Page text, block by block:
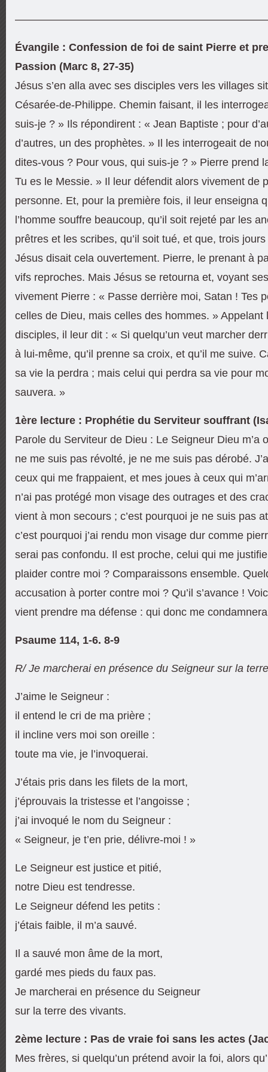
Évangile : Confession de foi de saint Pierre et
Passion (Marc 8, 27-35)
Jésus s’en alla avec ses disciples vers les villages
Césarée-de-Philippe. Chemin faisant, il les
suis-je ? » Ils répondirent : « Jean Baptiste ; pour
d’autres, un des prophètes. » Il les interrogeait de
dites-vous ? Pour vous, qui suis-je ? » Pierre prend
Tu es le Messie. » Il leur défendit alors vivement de
personne. Et, pour la première fois, il leur enseigna
l’homme souffre beaucoup, qu’il soit rejeté par les
prêtres et les scribes, qu’il soit tué, et que, trois
Jésus disait cela ouvertement. Pierre, le prenant à
vifs reproches. Mais Jésus se retourna et, voyant
vivement Pierre : « Passe derrière moi, Satan ! Tes
celles de Dieu, mais celles des hommes. » Appelant
disciples, il leur dit : « Si quelqu’un veut marcher
à lui-même, qu’il prenne sa croix, et qu’il me suive.
sa vie la perdra ; mais celui qui perdra sa vie pour
sauvera. »
1ère lecture : Prophétie du Serviteur souffrant
Parole du Serviteur de Dieu : Le Seigneur Dieu m’a
ne me suis pas révolté, je ne me suis pas dérobé.
ceux qui me frappaient, et mes joues à ceux qui
n’ai pas protégé mon visage des outrages et des
vient à mon secours ; c’est pourquoi je ne suis pas
c’est pourquoi j’ai rendu mon visage dur comme
serai pas confondu. Il est proche, celui qui me
plaider contre moi ? Comparaissons ensemble.
accusation à porter contre moi ? Qu’il s’avance !
vient prendre ma défense : qui donc me
Psaume 114, 1-6. 8-9
R/ Je marcherai en présence du Seigneur sur la
J’aime le Seigneur :
il entend le cri de ma prière ;
il incline vers moi son oreille :
toute ma vie, je l’invoquerai.
J’étais pris dans les filets de la mort,
j’éprouvais la tristesse et l’angoisse ;
j’ai invoqué le nom du Seigneur :
« Seigneur, je t’en prie, délivre-moi ! »
Le Seigneur est justice et pitié,
notre Dieu est tendresse.
Le Seigneur défend les petits :
j’étais faible, il m’a sauvé.
Il a sauvé mon âme de la mort,
gardé mes pieds du faux pas.
Je marcherai en présence du Seigneur
sur la terre des vivants.
2ème lecture : Pas de vraie foi sans les actes
Mes frères, si quelqu’un prétend avoir la foi, alors